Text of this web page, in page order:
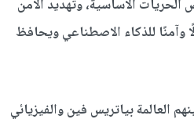
الأساسية، وتهديد الأمن
للذكاء الاصطناعي ويحافظ
العالمة بياتريس فين والفيزيائي